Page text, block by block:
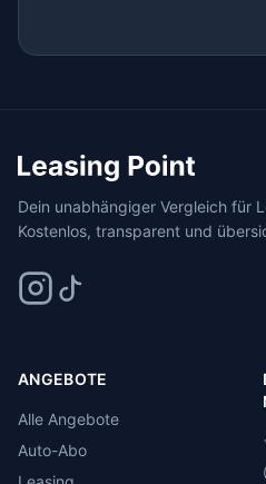
Dein unabhängiger Vergleich für
Kostenlos, transparent und
ANGEBOTE
Alle Angebote
Auto-Abo